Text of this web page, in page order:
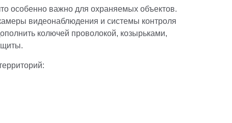
особенно важно для охраняемых объектов.
видеонаблюдения и системы контроля
колючей проволокой, козырьками,